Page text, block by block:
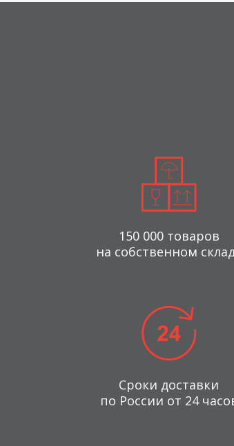
150 000 товаров
на собственном
Сроки доставки
по России от 24